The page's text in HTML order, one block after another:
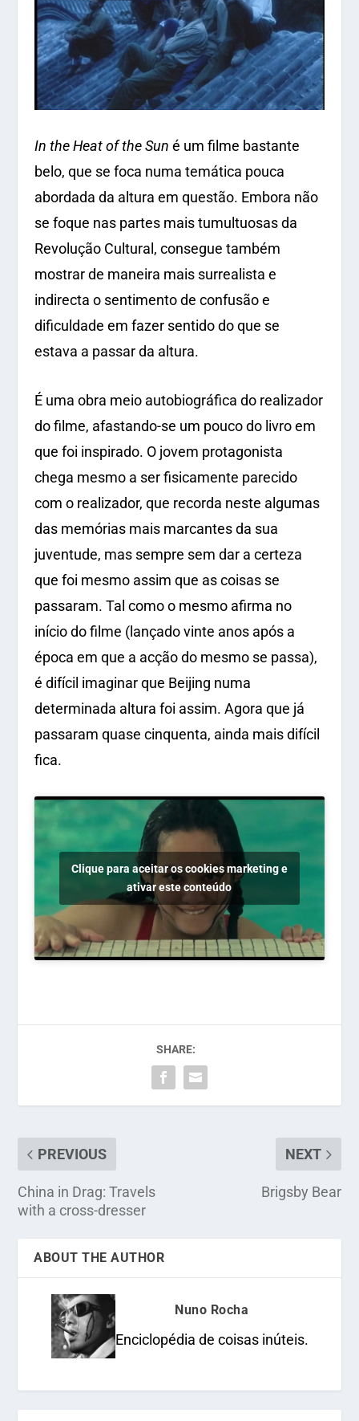
In the Heat of the Sun é um filme bastante
belo, que se foca numa temática pouca
abordada da altura em questão. Embora não
se foque nas partes mais tumultuosas da
Revolução Cultural, consegue também
mostrar de maneira mais surrealista e
indirecta o sentimento de confusão e
dificuldade em fazer sentido do que se
estava a passar da altura.
É uma obra meio autobiográfica do realizador
do filme, afastando-se um pouco do livro em
que foi inspirado. O jovem protagonista
chega mesmo a ser fisicamente parecido
com o realizador, que recorda neste algumas
das memórias mais marcantes da sua
juventude, mas sempre sem dar a certeza
que foi mesmo assim que as coisas se
passaram. Tal como o mesmo afirma no
início do filme (lançado vinte anos após a
época em que a acção do mesmo se passa),
é difícil imaginar que Beijing numa
determinada altura foi assim. Agora que já
passaram quase cinquenta, ainda mais difícil
fica.
Clique para aceitar os cookies marketing e
ativar este conteúdo
SHARE:
PREVIOUS
China in Drag: Travels
with a cross-dresser
NEXT
Brigsby Bear
ABOUT THE AUTHOR
Nuno Rocha
Enciclopédia de coisas inúteis.